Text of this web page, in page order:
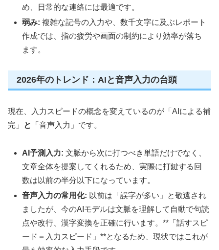
め、日常的な連絡には最適です。
弱み: 複雑な記号の入力や、数千文字に及ぶレポート
作成では、指の疲労や画面の制約により効率が落ち
ます。
2026年のトレンド：AIと音声入力の台頭
現在、入力スピードの概念を変えているのが「AIによる補
完」
と 「音声入力」です。
AI予測入力: 文脈から次に打つべき単語だけでなく、
文章全体を提案してくれるため、実際に打鍵する回
数は以前の半分以下になっています。
音声入力の常用化: 以前は「誤字が多い」と敬遠され
ましたが、今のAIモデルは文脈を理解して自動で句読
点や改行、漢字変換を正確に行います。**「話すスピ
ード＝入力スピード」**となるため、現状ではこれが